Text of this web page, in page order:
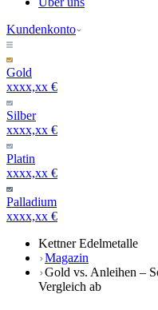
Kundenkonto
Gold
xxxx,xx €
Silber
xxxx,xx €
Platin
xxxx,xx €
Palladium
xxxx,xx €
Kettner Edelmetalle
Magazin
Gold vs. Anleihen –
Vergleich ab